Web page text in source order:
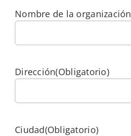
Nombre de la organización
Dirección(Obligatorio)
Ciudad(Obligatorio)